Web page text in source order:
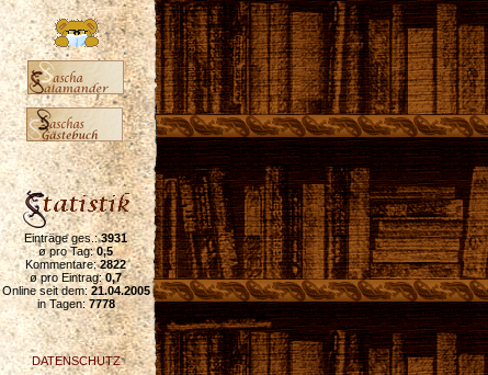
Einträge ges.:3931
ø pro Tag:0,5
Kommentare:2822
ø pro Eintrag:0,7
Online seit dem:21.04.2005
in Tagen:7778
DATENSCHUTZ